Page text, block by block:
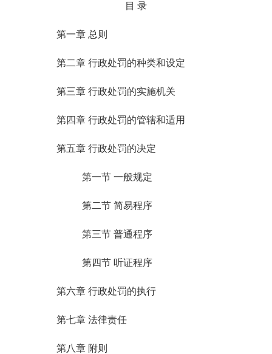
目 录
第一章 总则
第二章 行政处罚的种类和设定
第三章 行政处罚的实施机关
第四章 行政处罚的管辖和适用
第五章 行政处罚的决定
第一节 一般规定
第二节 简易程序
第三节 普通程序
第四节 听证程序
第六章 行政处罚的执行
第七章 法律责任
第八章 附则